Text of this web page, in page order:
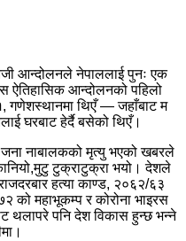
आन्दोलनले नेपाललाई पुनः एक
आन्दोलनको पहिलो
गणेशस्थानमा थिएँ — जहाँबाट म
घरबाट हेर्दै बसेको थिएँ।
जना नाबालकको मृत्यु भएको खबरले
टुक्राटुक्रा भयो। देशले
हत्या काण्ड, २०६२/६३
को महाभूकम्प र कोरोना भाइरस
थलापरे पनि देश विकास हुन्छ भन्ने